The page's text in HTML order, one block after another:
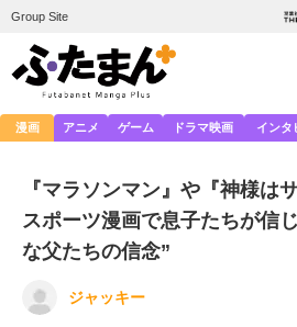
Group Site
漫画 アニメ ゲーム ドラマ映画 インタ
『マラソンマン』や『神様は
スポーツ漫画で息子たちが信
な父たちの信念”
ジャッキー